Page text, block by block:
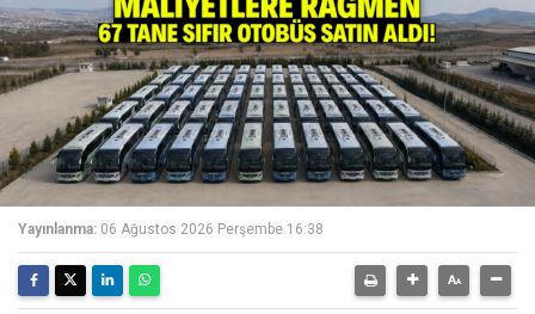
Yayınlanma: 06 Ağustos 2026 Perşembe 16:38